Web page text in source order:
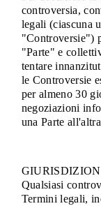
controversia,
legali (ciascuna
"Controversie")
"Parte" e
tentare
le Controversie
per almeno 30
negoziazioni
una Parte
Qualsiasi
Termini legali,